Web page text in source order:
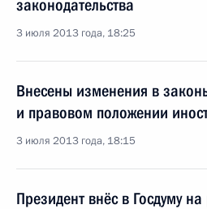
законодательства
3 июля 2013 года, 18:25
Внесены изменения в
и правовом положении
3 июля 2013 года, 18:15
Президент внёс в Госдуму